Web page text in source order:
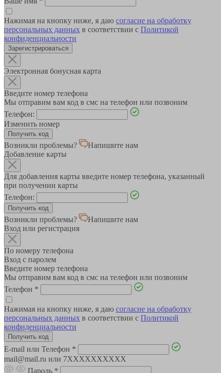
Нажимая на кнопку ниже, я даю согласие на обработку
персональных данных в соответствии с Политикой
конфиденциальности
Зарегистрироваться
Электронная бонусная карта
Введите номер телефона
Мы отправим вам код в смс на телефон или позвоним
Телефон:
Изменить номер
Возникли проблемы?
Напишите нам
Добавление карты
Для добавления карты введите номер телефона, указанный
при получении карты
Телефон:
Возникли проблемы?
Напишите нам
Вход или регистрация
По номеру телефона
Вход с паролем
Введите номер телефона
Мы отправим вам код в смс на телефон или позвоним
Телефон *
Нажимая на кнопку ниже, я даю согласие на обработку
персональных данных в соответствии с Политикой
конфиденциальности
E-mail или Телефон *
mail@mail.ru или 7XXXXXXXXXX
Пароль *